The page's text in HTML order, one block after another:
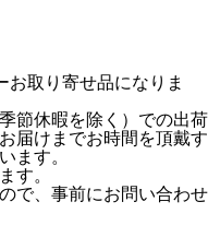
お取り寄せ品になりま
節休暇を除く）での出荷
届けまでお時間を頂戴す
ます。
す。
で、事前にお問い合わせ